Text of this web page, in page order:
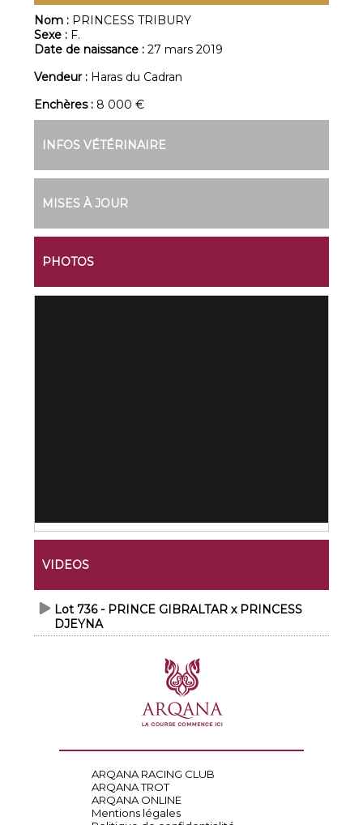
Nom : PRINCESS TRIBURY
Sexe : F.
Date de naissance :27 mars 2019
Vendeur : Haras du Cadran
Enchères : 8 000 €
INFOS VÉTÉRINAIRE
MISES À JOUR
PHOTOS
VIDEOS
Lot 736 - PRINCE GIBRALTAR x PRINCESS
DJEYNA
ARQANA RACING CLUB
ARQANA TROT
ARQANA ONLINE
Mentions légales